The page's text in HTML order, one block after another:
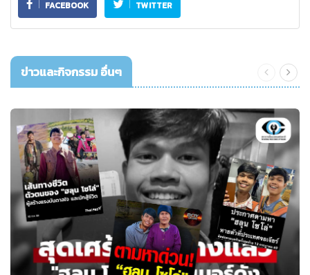
FACEBOOK TWITTER
ข่าวและกิจกรรม อื่นๆ